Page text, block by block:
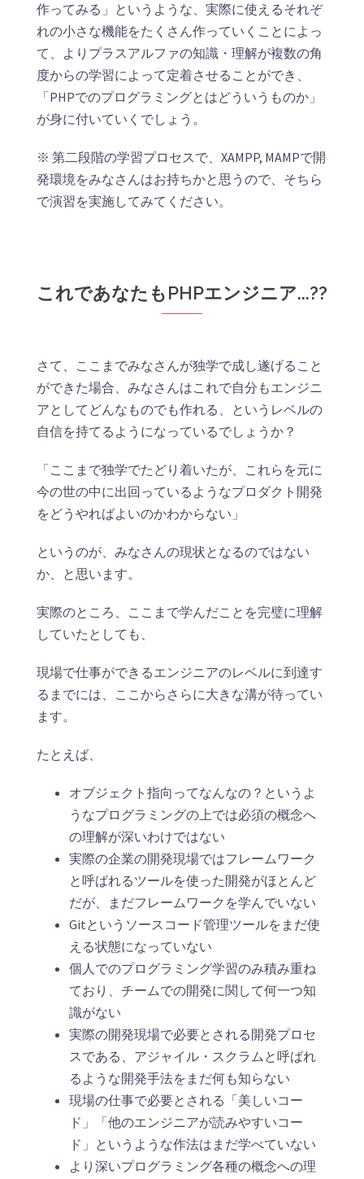
作ってみる」というような、実際に使えるそれぞ
れの小さな機能をたくさん作っていくことによっ
て、よりプラスアルファの知識・理解が複数の角
度からの学習によって定着させることができ、
「PHPでのプログラミングとはどういうものか」
が身に付いていくでしょう。
※ 第二段階の学習プロセスで、XAMPP, MAMPで開
発環境をみなさんはお持ちかと思うので、そちら
で演習を実施してみてください。
これであなたもPHPエンジニア...??
さて、ここまでみなさんが独学で成し遂げること
ができた場合、みなさんはこれで自分もエンジニ
アとしてどんなものでも作れる、というレベルの
自信を持てるようになっているでしょうか？
「ここまで独学でたどり着いたが、これらを元に
今の世の中に出回っているようなプロダクト開発
をどうやればよいのかわからない」
というのが、みなさんの現状となるのではない
か、と思います。
実際のところ、ここまで学んだことを完璧に理解
していたとしても、
現場で仕事ができるエンジニアのレベルに到達す
るまでには、ここからさらに大きな溝が待ってい
ます。
たとえば、
オブジェクト指向ってなんなの？というよ
うなプログラミングの上では必須の概念へ
の理解が深いわけではない
実際の企業の開発現場ではフレームワーク
と呼ばれるツールを使った開発がほとんど
だが、まだフレームワークを学んでいない
Gitというソースコード管理ツールをまだ使
える状態になっていない
個人でのプログラミング学習のみ積み重ね
ており、チームでの開発に関して何一つ知
識がない
実際の開発現場で必要とされる開発プロセ
スである、アジャイル・スクラムと呼ばれ
るような開発手法をまだ何も知らない
現場の仕事で必要とされる「美しいコー
ド」「他のエンジニアが読みやすいコー
ド」というような作法はまだ学べていない
より深いプログラミング各種の概念への理